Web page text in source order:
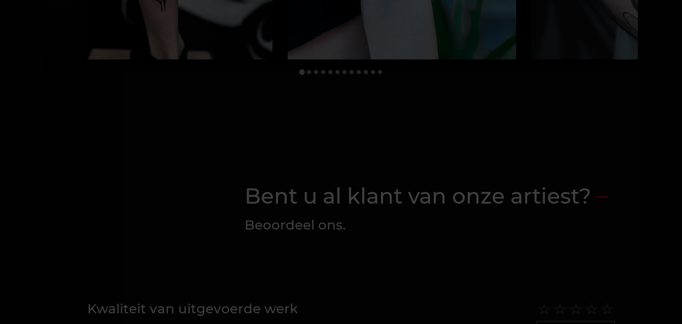
Bent u al klant van onze artiest?
Beoordeel ons.
Kwaliteit van uitgevoerde werk